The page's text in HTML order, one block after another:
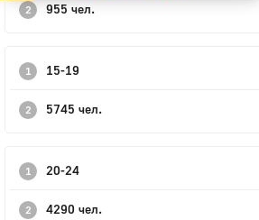
955 чел.
15-19
5745 чел.
20-24
4290 чел.